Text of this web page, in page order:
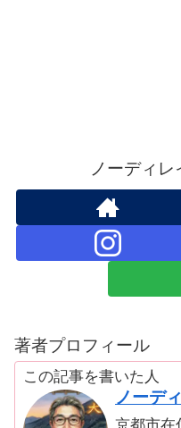
ノーディ
著者プロフィール
この記事を書いた人
ノーデ